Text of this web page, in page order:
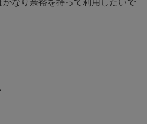
なり余裕を持って利用したいで